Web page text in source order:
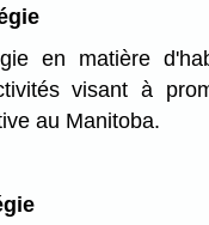
en matière
visant à
au Manitoba.